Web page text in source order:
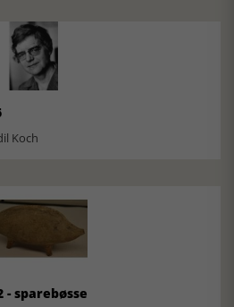
Koch
- sparebøsse